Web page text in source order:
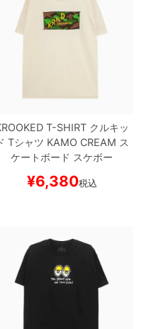
T-SHIRTクルキッ
Tシャツ KAMO CREAM ス
ケートボード スケボー
¥6,380税込
ラ）
すめ）